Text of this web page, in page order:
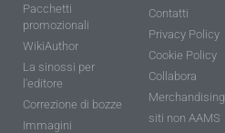
Pacchetti
promozionali
WikiAuthor
La sinossi per
l'editore
Correzione di bozze
Immagini
Contatti
Privacy Policy
Cookie Policy
Collabora
Merchandising
siti non AAMS